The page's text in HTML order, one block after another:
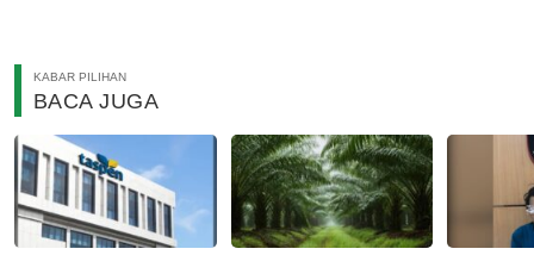
KABAR PILIHAN
BACA JUGA